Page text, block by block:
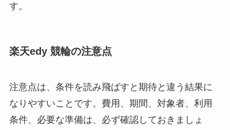
す。
楽天edy 競輪の注意点
注意点は、条件を読み飛ばすと期待と違う結果に
なりやすいことです。費用、期間、対象者、利用
条件、必要な準備は、必ず確認しておきましょ